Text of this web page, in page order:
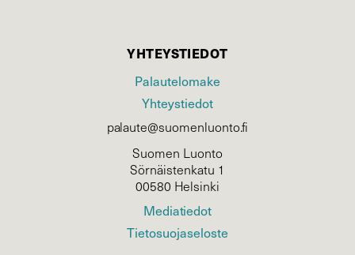
YHTEYSTIEDOT
Palautelomake
Yhteystiedot
palaute@suomenluonto.fi
Suomen Luonto
Sörnäistenkatu 1
00580 Helsinki
Mediatiedot
Tietosuojaseloste